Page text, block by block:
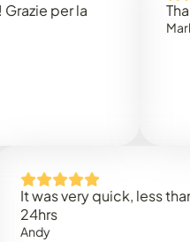
per la
Thank
Mark N.
very quick, less than